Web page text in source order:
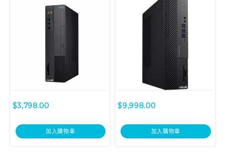
0G5400002T
$3,798.00
加入購物車
$9,998.00
加入購物車